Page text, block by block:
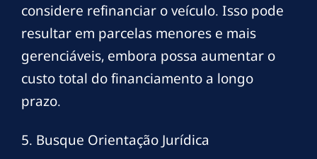
considere refinanciar o veículo. Isso pode
resultar em parcelas menores e mais
gerenciáveis, embora possa aumentar o
custo total do financiamento a longo
prazo.
5. Busque Orientação Jurídica